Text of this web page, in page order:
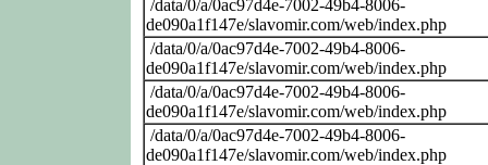
/data/0/a/0ac97d4e-7002-49b4-8006-
de090a1f147e/slavomir.com/web/index.php
/data/0/a/0ac97d4e-7002-49b4-8006-
de090a1f147e/slavomir.com/web/index.php
/data/0/a/0ac97d4e-7002-49b4-8006-
de090a1f147e/slavomir.com/web/index.php
/data/0/a/0ac97d4e-7002-49b4-8006-
de090a1f147e/slavomir.com/web/index.php